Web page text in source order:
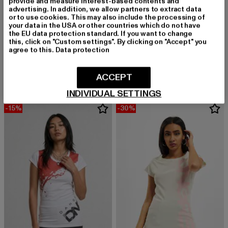
DANGEROUS DNGRS
Danger
12,00 EUR
Derzeitiger Preis: 12,00 EUR
24,99 EURAktionspreis: 24,99 EUR
DANGEROUS DNGRS
13,99 EUR
Derzeitiger Preis: 13,99 EUR
19,99 EUR
-15% -30%
advertising. In addition, we allow partners to extract data
or to use cookies. This may also include the processing of
your data in the USA or other countries which do not have
the EU data protection standard. If you want to change
this, click on "Custom settings". By clicking on "Accept" you
agree to this. Data protection
INDIVIDUAL SETTINGS
ACCEPT